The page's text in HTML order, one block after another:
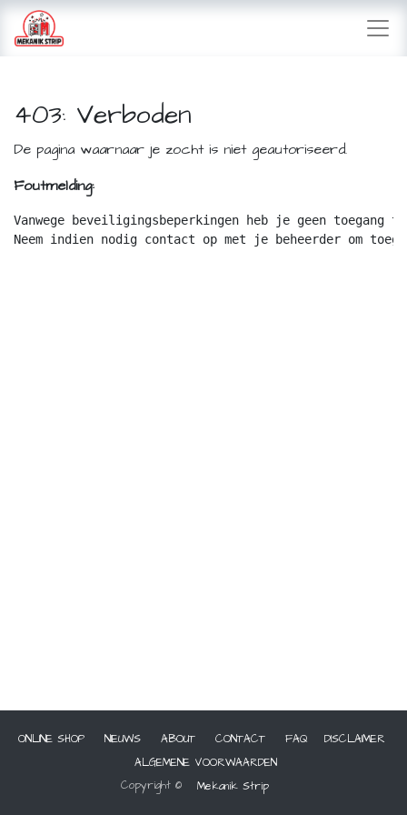
403: Verboden
De pagina waarnaar je zocht is niet geautoriseerd.
Foutmelding:
Vanwege beveiligingsbeperkingen heb je geen
Neem indien nodig contact op met je beheerder om
ONLINE SHOP NIEUWS ABOUT CONTACT FAQ
DISCLAIMER
ALGEMENE VOORWAARDEN
Copyright ©
Mekanik Strip